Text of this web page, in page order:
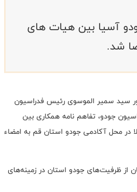
آسیا بین هیات های
شد.
روز گذشته یک شنبه (۷ اسفندماه)با حضور سید سمیر الموسوی رئیس فدراسیون
جودو، تفاهم نامه همکاری بین
محل آکادمی جودو استان قم به امضاء
ظرفیت‌های جودو استان در زمینه‌های